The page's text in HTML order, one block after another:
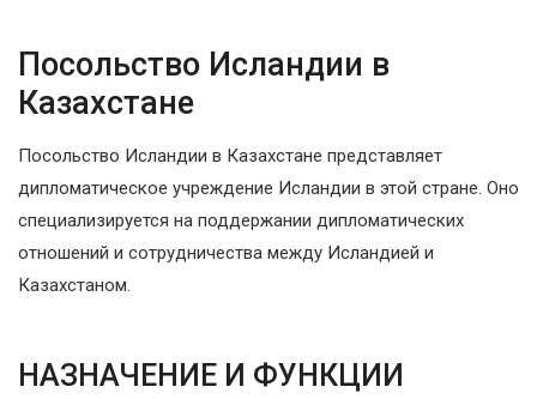
Посольство Исландии в
Казахстане
Посольство Исландии в Казахстане представляет
дипломатическое учреждение Исландии в этой стране. Оно
специализируется на поддержании дипломатических
отношений и сотрудничества между Исландией и
Казахстаном.
НАЗНАЧЕНИЕ И ФУНКЦИИ